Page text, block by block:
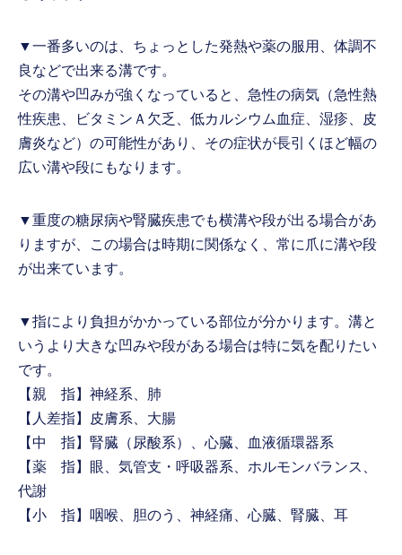
▼一番多いのは、ちょっとした発熱や薬の服用、体調不
良などで出来る溝です。
その溝や凹みが強くなっていると、急性の病気（急性熱
性疾患、ビタミンＡ欠乏、低カルシウム血症、湿疹、皮
膚炎など）の可能性があり、その症状が長引くほど幅の
広い溝や段にもなります。
▼重度の糖尿病や腎臓疾患でも横溝や段が出る場合があ
りますが、この場合は時期に関係なく、常に爪に溝や段
が出来ています。
▼指により負担がかかっている部位が分かります。溝と
いうより大きな凹みや段がある場合は特に気を配りたい
です。
【親 指】神経系、肺
【人差指】皮膚系、大腸
【中 指】腎臓（尿酸系）、心臓、血液循環器系
【薬 指】眼、気管支・呼吸器系、ホルモンバランス、
代謝
【小 指】咽喉、胆のう、神経痛、心臓、腎臓、耳